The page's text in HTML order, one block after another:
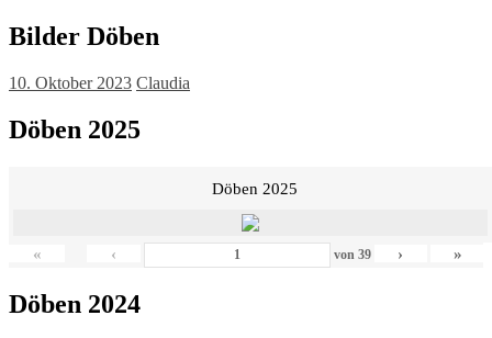
Bilder Döben
10. Oktober 2023 Claudia
Döben 2025
Döben 2025
« ‹ von 39 › »
Döben 2024